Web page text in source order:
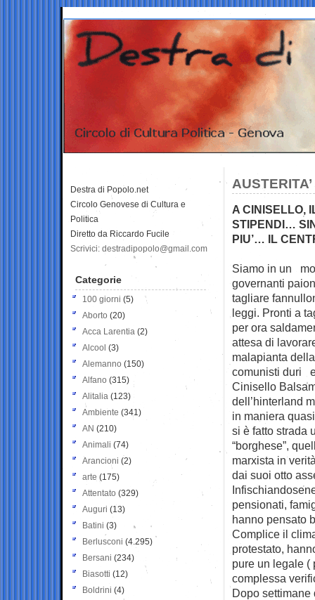
A CINISELLO,
STIPENDI…
PIU’… IL
Siamo in un
governanti
tagliare
leggi. Pronti a
per ora
attesa di
malapianta
comunisti duri
Cinisello
dell’hinterland
in maniera
si è fatto strada
“borghese”,
marxista in
dai suoi otto
pensionati,
hanno pensato
Complice il
protestato,
pure un legale (
complessa
Dopo settimane
Destra di Popolo.net
Circolo Genovese di Cultura e
Politica
Diretto da Riccardo Fucile
Scrivici: destradipopolo@gmail.com
Categorie
100 giorni (5)
Aborto (20)
Acca Larentia (2)
Alcool (3)
Alemanno (150)
Alfano (315)
Alitalia (123)
Ambiente (341)
AN (210)
Animali (74)
Arancioni (2)
arte (175)
Attentato (329)
Auguri (13)
Batini (3)
Berlusconi (4.295)
Bersani (234)
Biasotti (12)
Boldrini (4)